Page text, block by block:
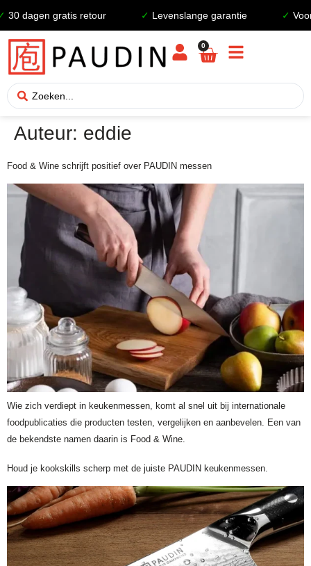
dagen gratis retour Levenslange garantie Voor
0
Auteur: eddie
Food & Wine schrijft positief over PAUDIN messen
Wie zich verdiept in keukenmessen, komt al snel uit bij internationale
foodpublicaties die producten testen, vergelijken en aanbevelen. Een van
de bekendste namen daarin is Food & Wine.
Houd je kookskills scherp met de juiste PAUDIN keukenmessen.